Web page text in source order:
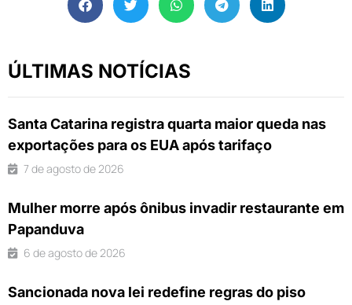
ÚLTIMAS NOTÍCIAS
Santa Catarina registra quarta maior queda nas
exportações para os EUA após tarifaço
7 de agosto de 2026
Mulher morre após ônibus invadir restaurante em
Papanduva
6 de agosto de 2026
Sancionada nova lei redefine regras do piso